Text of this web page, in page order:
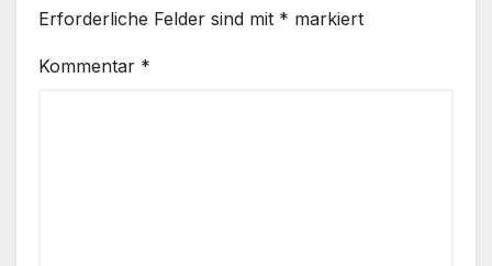
Erforderliche Felder sind mit * markiert
Kommentar *